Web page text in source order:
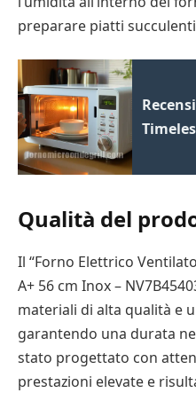
preparare piatti
Qualità del
Il “Forno Elettrico
A+ 56 cm Inox –
materiali di alta qualità e
garantendo una durata
stato progettato con
prestazioni elevate e